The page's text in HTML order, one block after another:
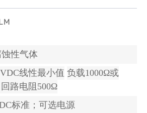
性气体
线性最小值 负载1000Ω或
路电阻 500Ω
标准；可选电源